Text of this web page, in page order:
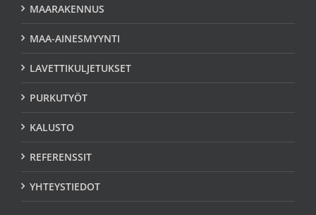
MAARAKENNUS
MAA-AINESMYYNTI
LAVETTIKULJETUKSET
PURKUTYÖT
KALUSTO
REFERENSSIT
YHTEYSTIEDOT